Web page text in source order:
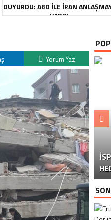
DUYURDU: ABD ILE İRAN
VARDI
Yorum Yaz